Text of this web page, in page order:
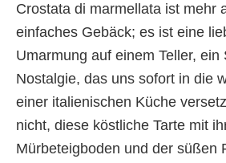
Crostata di marmellata ist mehr
einfaches Gebäck; es ist eine
Umarmung auf einem Teller,
Nostalgie, das uns sofort in die
einer italienischen Küche
nicht, diese köstliche Tarte mit
Mürbeteigboden und der süßen